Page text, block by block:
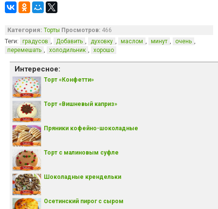
Категория: Торты Просмотров: 466
Теги: градусов , Добавить , духовку , маслом , минут , очень ,
перемешать , холодильник , хорошо
Интересное:
Торт «Конфетти»
Торт «Вишневый каприз»
Пряники кофейно-шоколадные
Торт с малиновым суфле
Шоколадные крендельки
Осетинский пирог с сыром